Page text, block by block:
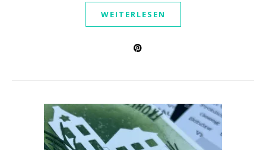
WEITERLESEN